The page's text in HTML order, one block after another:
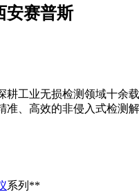
安赛普斯
耕工业无损检测领域十余
准、高效的非侵入式检测
系列**